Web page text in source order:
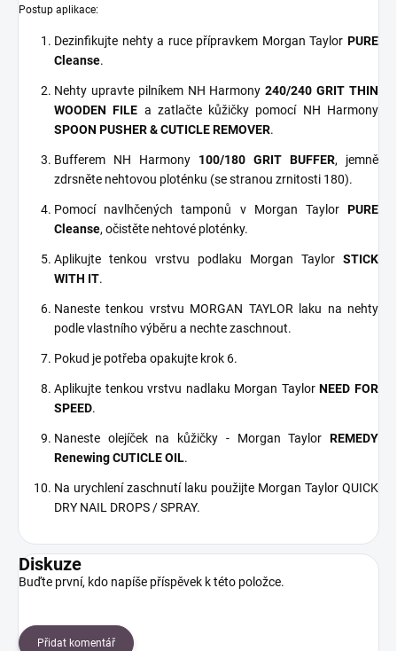
Postup aplikace:
Dezinfikujte nehty a ruce přípravkem Morgan Taylor PURE
Cleanse.
Nehty upravte pilníkem NH Harmony240/240 GRIT THIN
WOODEN FILE a zatlačte kůžičky pomocí NH Harmony
SPOON PUSHER & CUTICLE REMOVER.
Bufferem NH Harmony 100/180 GRIT BUFFER, jemně
zdrsněte nehtovou ploténku (se stranou zrnitosti 180).
Pomocí navlhčených tamponů v Morgan Taylor PURE
Cleanse, očistěte nehtové ploténky.
Aplikujte tenkou vrstvu podlaku Morgan Taylor STICK
WITH IT.
Naneste tenkou vrstvu MORGAN TAYLOR laku na nehty
podle vlastního výběru a nechte zaschnout.
Pokud je potřeba opakujte krok 6.
Aplikujte tenkou vrstvu nadlaku Morgan TaylorNEED FOR
SPEED.
Naneste olejíček na kůžičky - Morgan Taylor REMEDY
Renewing CUTICLE OIL.
Na urychlení zaschnutí laku použijte Morgan Taylor QUICK
DRY NAIL DROPS / SPRAY.
Diskuze
Buďte první, kdo napíše příspěvek k této položce.
Přidat komentář